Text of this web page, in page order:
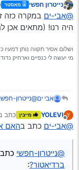
ולמעשה
כי אף
לא זוכר איפה
והיה שם רכב
נייטרון חפשי מאסטר
@אבי-ים במקרה כזה
היה רנו! (מתאים אכן
ושלום אסיר תקווה נותן
מי יעשה לי כנפיים וארחיק
אבי ים@נייטרון-חפשי
ולמעשה
שהוציאו
והיה שם
Y
מנותק
YOLEVI מייבין כתב
נערך
@אבי-ים כתב בהאם
@נייטרון-חפשי
ברדיאטור?: